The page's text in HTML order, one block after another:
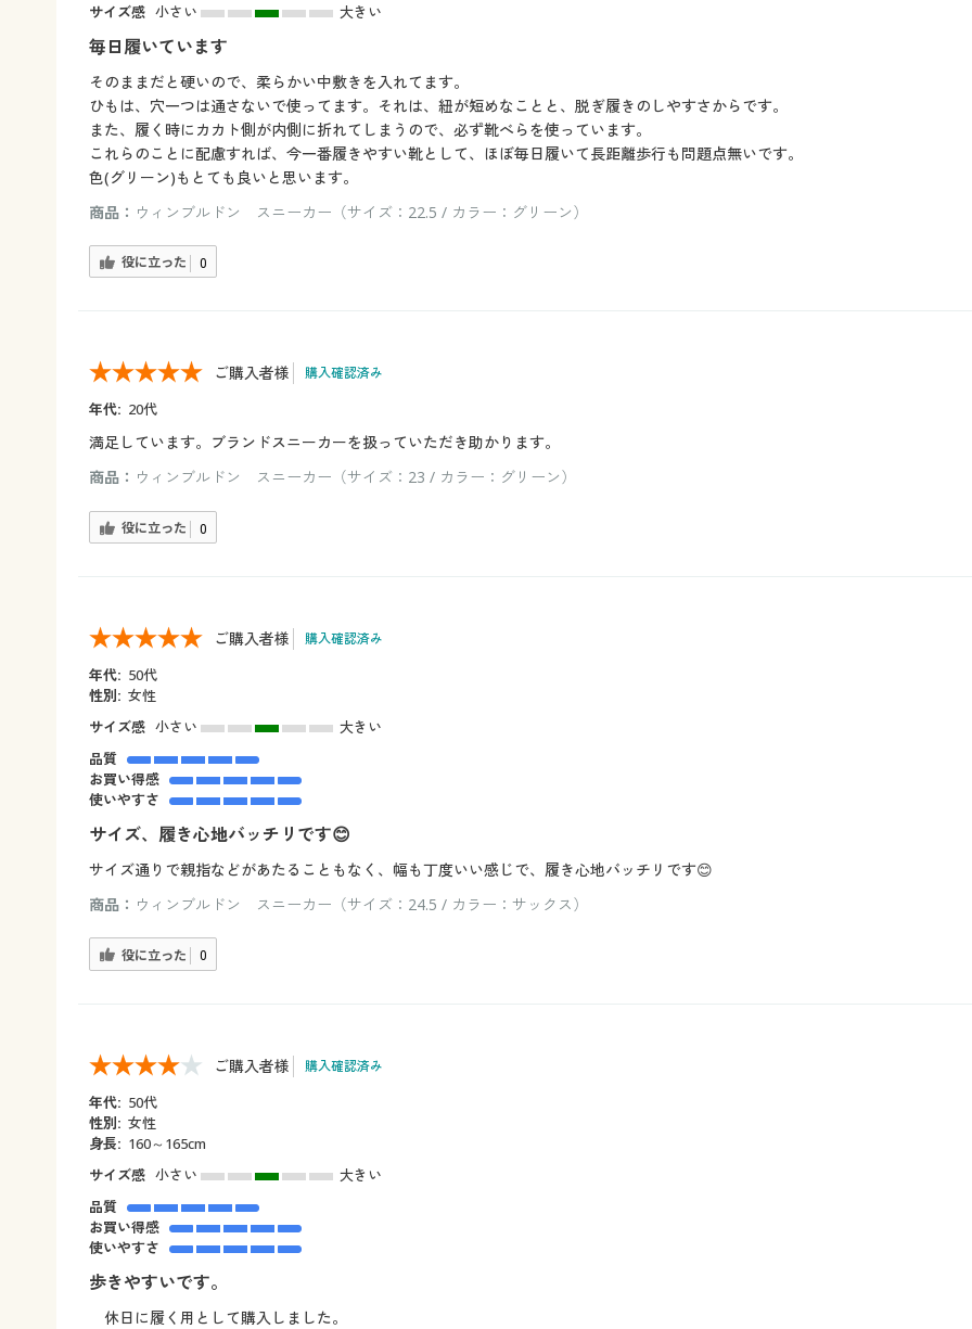
サイズ感 小さい 大きい
毎日履いています
そのままだと硬いので、柔らかい中敷きを入れてます。
ひもは、穴一つは通さないで使ってます。それは、紐が短めなことと、脱ぎ履きのしやすさからです。
また、履く時にカカト側が内側に折れてしまうので、必ず靴べらを使っています。
これらのことに配慮すれば、今一番履きやすい靴として、ほぼ毎日履いて長距離歩行も問題点無いです。
色(グリーン)もとても良いと思います。
商品： ウィンブルドン スニーカー（サイズ：22.5 / カラー：グリーン）
役に立った 0
ご購入者様 購入確認済み
年代: 20代
満足しています。ブランドスニーカーを扱っていただき助かります。
商品： ウィンブルドン スニーカー（サイズ：23 / カラー：グリーン）
役に立った 0
ご購入者様 購入確認済み
年代: 50代
性別: 女性
サイズ感 小さい
大きい
品質
お買い得感
使いやすさ
サイズ、履き心地バッチリです😊
サイズ通りで親指などがあたることもなく、幅も丁度いい感じで、履き心地バッチリです😊
商品： ウィンブルドン スニーカー（サイズ：24.5 / カラー：サックス）
役に立った 0
ご購入者様 購入確認済み
年代: 50代
性別: 女性
身長: 160～165cm
サイズ感 小さい
大きい
品質
お買い得感
使いやすさ
歩きやすいです。
休日に履く用として購入しました。